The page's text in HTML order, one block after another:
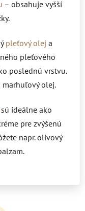
– obsahuje vyšší
pleťový olej a
pleťového
poslednú vrstvu.
marhuľový olej.
sú ideálne ako
pre zvýšenú
napr. olivový